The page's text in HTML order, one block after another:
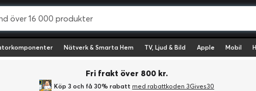
Nätverk & Smarta Hem TV, Ljud & Bild Apple Mobil
Fri frakt över 800 kr.
Köp 3 och få 30% rabatt med rabattkoden 3Gives30